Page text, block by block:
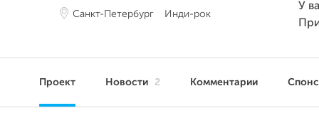
Санкт-Петербург Инди-рок
У
Проект Новости 2 Комментарии